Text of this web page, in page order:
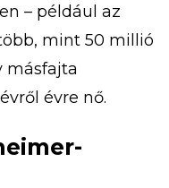
– például az
mint 50 millió
másfajta
évre nő.